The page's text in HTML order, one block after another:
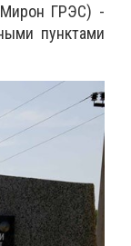
ГРЭС) -
пунктами